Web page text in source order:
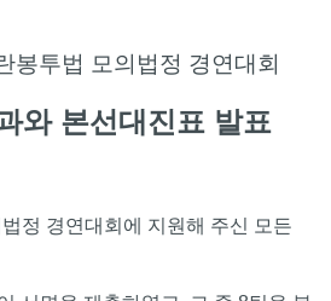
봉투법 모의법정 경연대회
와 본선대진표 발표
정 경연대회에 지원해 주신 모든